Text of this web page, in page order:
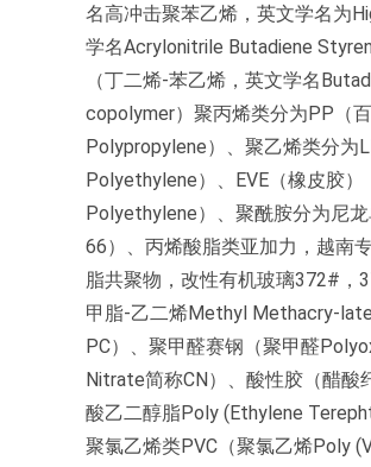
名高冲击聚苯乙烯，英文学名为
学名Acrylonitrile Butadiene
（丁二烯-苯乙烯，英文学名
copolymer）聚丙烯类分为PP（
Polypropylene）、聚乙烯类分为
Polyethylene）、EVE（橡皮胶
Polyethylene）、聚酰胺分为尼
66）、丙烯酸脂类亚加力，越南
脂共聚物，改性有机玻璃372#
甲脂-乙二烯Methyl Methacry-
PC）、聚甲醛赛钢（聚甲醛
Nitrate简称CN）、酸性胶（醋酸
酸乙二醇脂Poly (Ethylene
聚氯乙烯类PVC（聚氯乙烯Poly